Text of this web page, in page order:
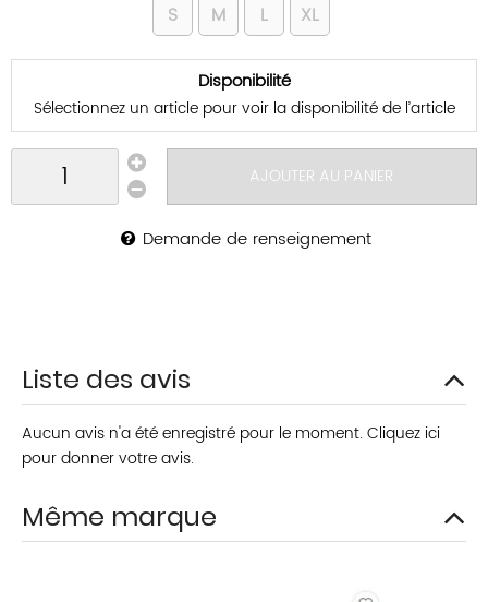
S M L XL
Disponibilité
Sélectionnez un article pour voir la disponibilité de l’article
AJOUTER AU PANIER
Demande de renseignement
Liste des avis
Aucun avis n'a été enregistré pour le moment. Cliquez ici
pour donner votre avis.
Même marque